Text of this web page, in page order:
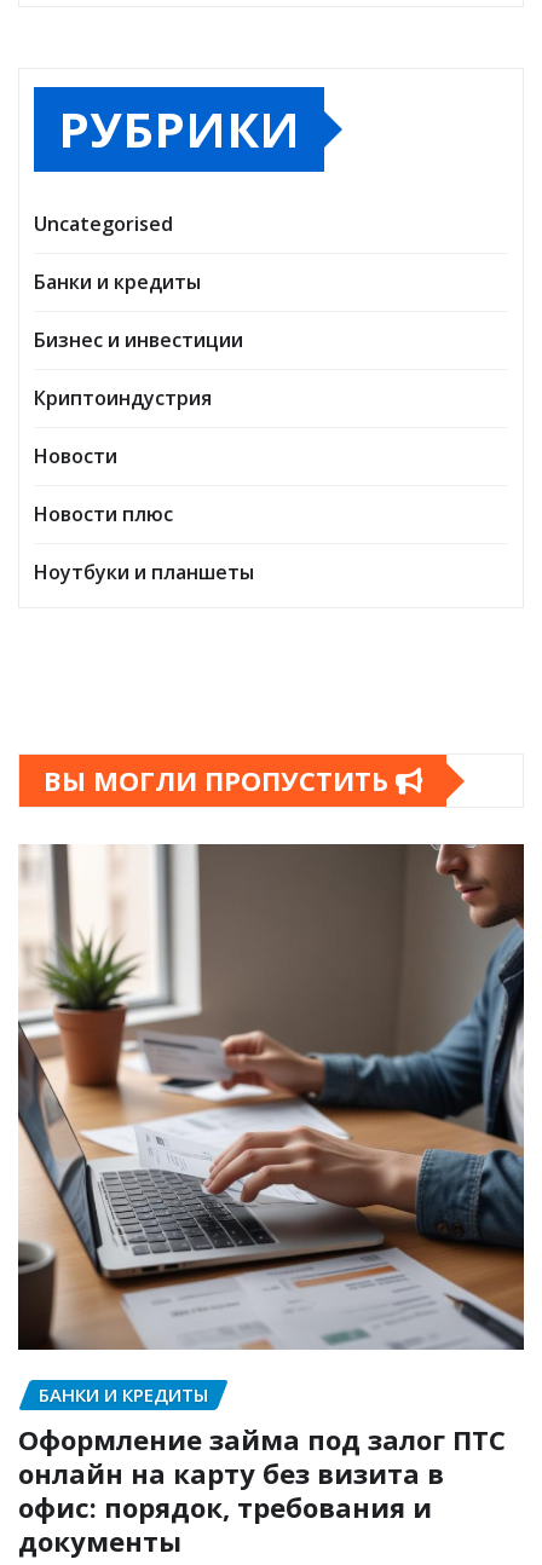
РУБРИКИ
Uncategorised
Банки и кредиты
Бизнес и инвестиции
Криптоиндустрия
Новости
Новости плюс
Ноутбуки и планшеты
ВЫ МОГЛИ ПРОПУСТИТЬ
БАНКИ И КРЕДИТЫ
Оформление займа под залог ПТС
онлайн на карту без визита в
офис: порядок, требования и
документы